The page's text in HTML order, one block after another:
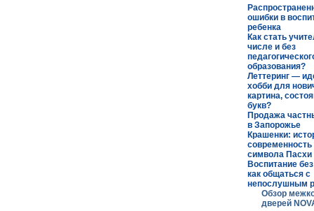
ошибки в
ребенка
Как стать
числе и без
образования?
Леттеринг —
хобби для
картина,
букв?
Продажа
в Запорожье
Крашенки:
современность
символа Пасхи
Воспитание
как общаться с
непослушным
Обзор
дверей